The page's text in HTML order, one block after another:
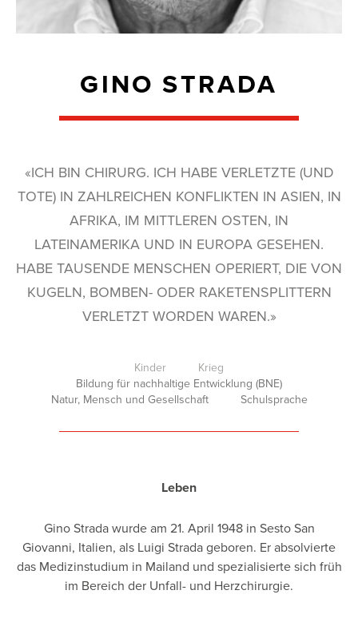
GINO STRADA
«ICH BIN CHIRURG. ICH HABE VERLETZTE (UND
TOTE) IN ZAHLREICHEN KONFLIKTEN IN ASIEN, IN
AFRIKA, IM MITTLEREN OSTEN, IN
LATEINAMERIKA UND IN EUROPA GESEHEN.
HABE TAUSENDE MENSCHEN OPERIERT, DIE VON
KUGELN, BOMBEN- ODER RAKETENSPLITTERN
VERLETZT WORDEN WAREN.»
Kinder
Krieg
Bildung für nachhaltige Entwicklung (BNE)
Natur, Mensch und Gesellschaft
Schulsprache
Leben
Gino Strada wurde am 21. April 1948 in Sesto San
Giovanni, Italien, als Luigi Strada geboren. Er absolvierte
das Medizinstudium in Mailand und spezialisierte sich früh
im Bereich der Unfall- und Herzchirurgie.